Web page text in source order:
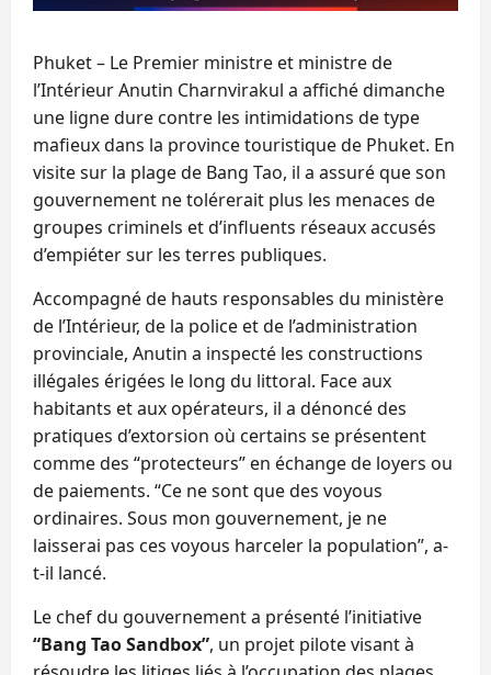
Phuket – Le Premier ministre et ministre de
l’Intérieur Anutin Charnvirakul a affiché dimanche
une ligne dure contre les intimidations de type
mafieux dans la province touristique de Phuket. En
visite sur la plage de Bang Tao, il a assuré que son
gouvernement ne tolérerait plus les menaces de
groupes criminels et d’influents réseaux accusés
d’empiéter sur les terres publiques.
Accompagné de hauts responsables du ministère
de l’Intérieur, de la police et de l’administration
provinciale, Anutin a inspecté les constructions
illégales érigées le long du littoral. Face aux
habitants et aux opérateurs, il a dénoncé des
pratiques d’extorsion où certains se présentent
comme des “protecteurs” en échange de loyers ou
de paiements. “Ce ne sont que des voyous
ordinaires. Sous mon gouvernement, je ne
laisserai pas ces voyous harceler la population”, a-
t-il lancé.
Le chef du gouvernement a présenté l’initiative
“Bang Tao Sandbox”, un projet pilote visant à